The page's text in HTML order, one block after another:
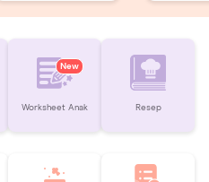
New
Worksheet Anak Resep